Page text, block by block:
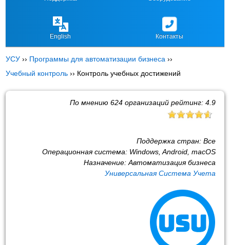
English Контакты
УСУ ›› Программы для автоматизации бизнеса ››
Учебный контроль ›› Контроль учебных достижений
По мнению 624организаций рейтинг: 4.9
Поддержка стран: Все
Операционная система: Windows, Android, macOS
Назначение: Автоматизация бизнеса
Универсальная Система Учета